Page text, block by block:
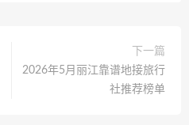
下一篇
2026年5月丽江靠谱地接旅行
社推荐榜单